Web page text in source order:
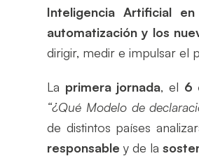
Inteligencia Artificial
automatización y los
dirigir, medir e impulsar el
La primera jornada, el 6
“¿Qué Modelo de
de distintos países
responsable y de la